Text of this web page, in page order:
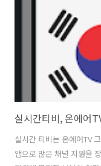
데이트 날짜 202..
실시간티비, 온에어
실시간 티비는 온에어TV
앱으로 많은 채널 지원을